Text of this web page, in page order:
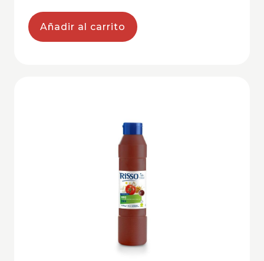
Añadir al carrito